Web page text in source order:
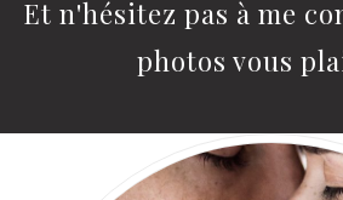
Et n'hésitez pas à me
photos vous